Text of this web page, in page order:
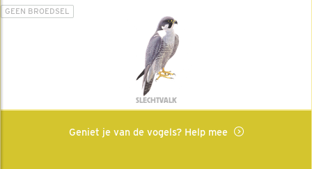
GEEN BROEDSEL
SLECHTVALK
Geniet je van de vogels? Help mee